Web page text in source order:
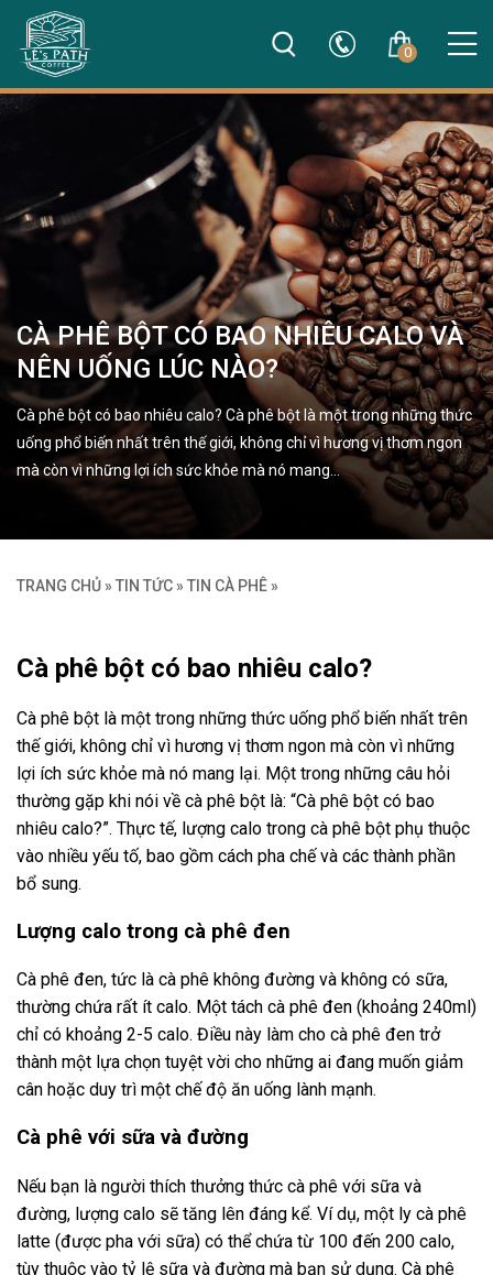
0
CÀ PHÊ BỘT CÓ BAO NHIÊU CALO VÀ
NÊN UỐNG LÚC NÀO?
Cà phê bột có bao nhiêu calo? Cà phê bột là một trong những thức
uống phổ biến nhất trên thế giới, không chỉ vì hương vị thơm ngon
mà còn vì những lợi ích sức khỏe mà nó mang…
TRANG CHỦ » TIN TỨC » TIN CÀ PHÊ »
Cà phê bột có bao nhiêu calo?
Cà phê bột là một trong những thức uống phổ biến nhất trên
thế giới, không chỉ vì hương vị thơm ngon mà còn vì những
lợi ích sức khỏe mà nó mang lại. Một trong những câu hỏi
thường gặp khi nói về cà phê bột là: “Cà phê bột có bao
nhiêu calo?”. Thực tế, lượng calo trong cà phê bột phụ thuộc
vào nhiều yếu tố, bao gồm cách pha chế và các thành phần
bổ sung.
Lượng calo trong cà phê đen
Cà phê đen, tức là cà phê không đường và không có sữa,
thường chứa rất ít calo. Một tách cà phê đen (khoảng 240ml)
chỉ có khoảng 2-5 calo. Điều này làm cho cà phê đen trở
thành một lựa chọn tuyệt vời cho những ai đang muốn giảm
cân hoặc duy trì một chế độ ăn uống lành mạnh.
Cà phê với sữa và đường
Nếu bạn là người thích thưởng thức cà phê với sữa và
đường, lượng calo sẽ tăng lên đáng kể. Ví dụ, một ly cà phê
latte (được pha với sữa) có thể chứa từ 100 đến 200 calo,
tùy thuộc vào tỷ lệ sữa và đường mà bạn sử dụng. Cà phê